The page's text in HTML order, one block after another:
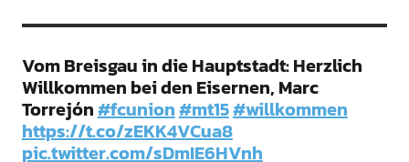
Vom Breisgau in die Hauptstadt: Herzlich
Willkommen bei den Eisernen, Marc
Torrejón#fcunion#mt15#willkommen
https://t.co/zEKK4VCua8
pic.twitter.com/sDmIE6HVnh